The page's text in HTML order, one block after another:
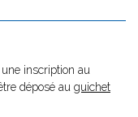
inscription au
déposé au guichet